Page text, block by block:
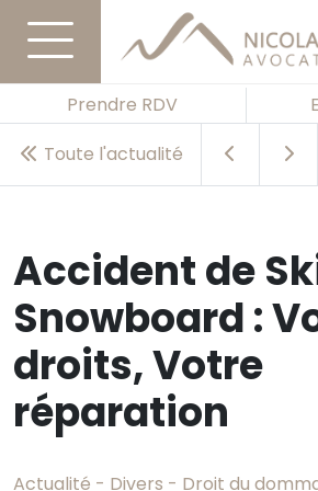
Prendre RDV
Toute l'actualité
Accident de
Snowboard :
droits, Votre
réparation
Actualité - Divers - Droit du